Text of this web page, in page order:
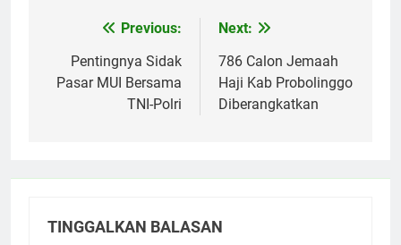
Navigasi
pos
Previous:
Pentingnya Sidak
Pasar MUI Bersama
TNI-Polri
Next:
786 Calon Jemaah
Haji Kab Probolinggo
Diberangkatkan
TINGGALKAN BALASAN